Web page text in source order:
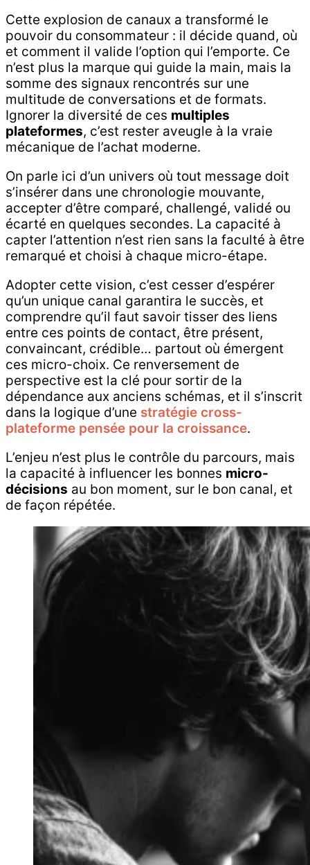
Cette explosion de canaux a transformé le
pouvoir du consommateur : il décide quand, où
et comment il valide l’option qui l’emporte. Ce
n’est plus la marque qui guide la main, mais la
somme des signaux rencontrés sur une
multitude de conversations et de formats.
Ignorer la diversité de ces multiples
plateformes, c’est rester aveugle à la vraie
mécanique de l’achat moderne.
On parle ici d’un univers où tout message doit
s’insérer dans une chronologie mouvante,
accepter d’être comparé, challengé, validé ou
écarté en quelques secondes. La capacité à
capter l’attention n’est rien sans la faculté à être
remarqué et choisi à chaque micro-étape.
Adopter cette vision, c’est cesser d’espérer
qu’un unique canal garantira le succès, et
comprendre qu’il faut savoir tisser des liens
entre ces points de contact, être présent,
convaincant, crédible… partout où émergent
ces micro-choix. Ce renversement de
perspective est la clé pour sortir de la
dépendance aux anciens schémas, et il s’inscrit
dans la logique d’une stratégie cross-
plateforme pensée pour la croissance.
L’enjeu n’est plus le contrôle du parcours, mais
la capacité à influencer les bonnes micro-
décisions au bon moment, sur le bon canal, et
de façon répétée.